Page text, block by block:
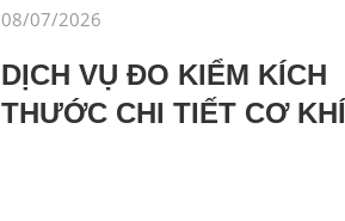
08/07/2026
DỊCH VỤ ĐO KIỂM KÍCH
THƯỚC CHI TIẾT CƠ KHÍ